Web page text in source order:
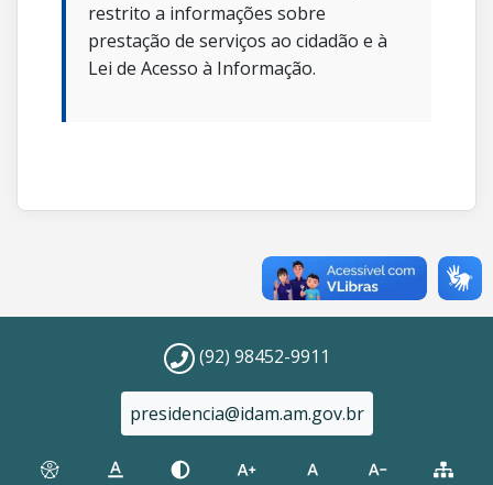
restrito a informações sobre
prestação de serviços ao cidadão e à
Lei de Acesso à Informação.
(92) 98452-9911
presidencia@idam.am.gov.br